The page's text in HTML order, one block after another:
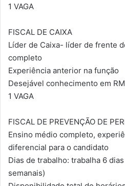
1 VAGA
FISCAL DE CAIXA
Líder de Caixa- líder de frente
completo
Experiência anterior na função
Desejável conhecimento em
1 VAGA
FISCAL DE PREVENÇÃO DE
Ensino médio completo,
diferencial para o candidato
Dias de trabalho: trabalha 6
semanais)